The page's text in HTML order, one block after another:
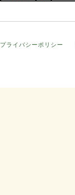
プライバシーポリシー